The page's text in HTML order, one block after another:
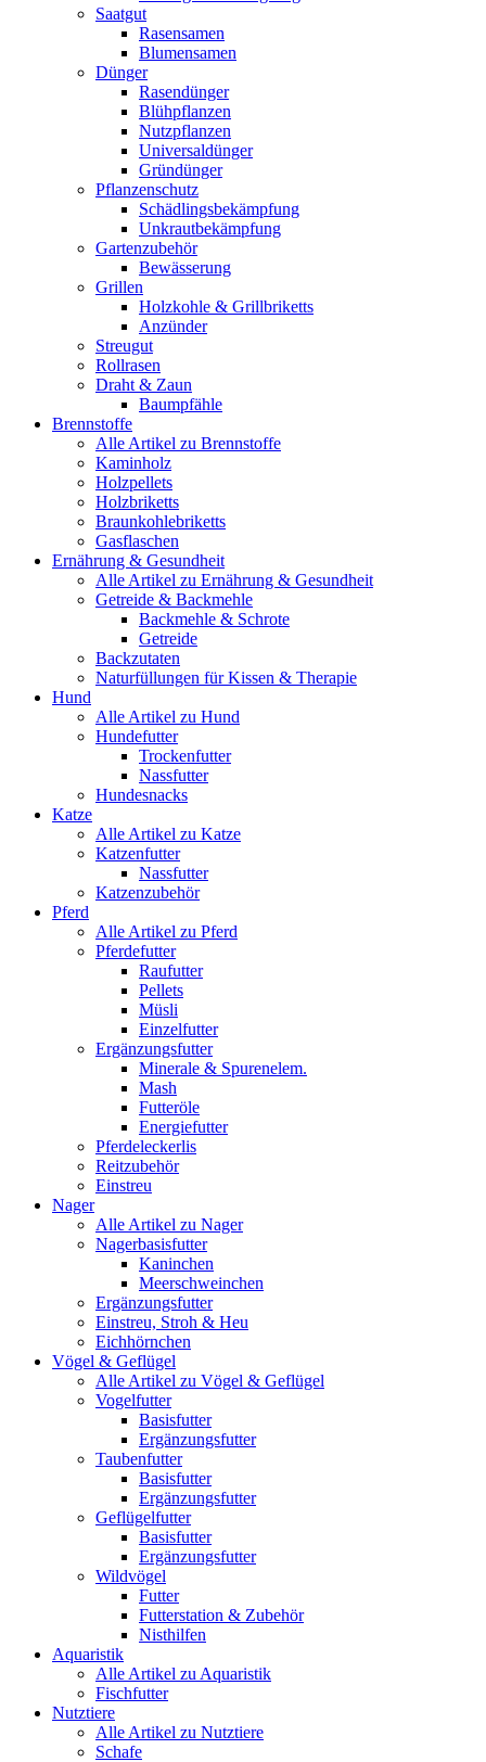
Saatgut
Rasensamen
Blumensamen
Dünger
Rasendünger
Blühpflanzen
Nutzpflanzen
Universaldünger
Gründünger
Pflanzenschutz
Schädlingsbekämpfung
Unkrautbekämpfung
Gartenzubehör
Bewässerung
Grillen
Holzkohle & Grillbriketts
Anzünder
Streugut
Rollrasen
Draht & Zaun
Baumpfähle
Brennstoffe
Alle Artikel zu Brennstoffe
Kaminholz
Holzpellets
Holzbriketts
Braunkohlebriketts
Gasflaschen
Ernährung & Gesundheit
Alle Artikel zu Ernährung & Gesundheit
Getreide & Backmehle
Backmehle & Schrote
Getreide
Backzutaten
Naturfüllungen für Kissen & Therapie
Hund
Alle Artikel zu Hund
Hundefutter
Trockenfutter
Nassfutter
Hundesnacks
Katze
Alle Artikel zu Katze
Katzenfutter
Nassfutter
Katzenzubehör
Pferd
Alle Artikel zu Pferd
Pferdefutter
Raufutter
Pellets
Müsli
Einzelfutter
Ergänzungsfutter
Minerale & Spurenelem.
Mash
Futteröle
Energiefutter
Pferdeleckerlis
Reitzubehör
Einstreu
Nager
Alle Artikel zu Nager
Nagerbasisfutter
Kaninchen
Meerschweinchen
Ergänzungsfutter
Einstreu, Stroh & Heu
Eichhörnchen
Vögel & Geflügel
Alle Artikel zu Vögel & Geflügel
Vogelfutter
Basisfutter
Ergänzungsfutter
Taubenfutter
Basisfutter
Ergänzungsfutter
Geflügelfutter
Basisfutter
Ergänzungsfutter
Wildvögel
Futter
Futterstation & Zubehör
Nisthilfen
Aquaristik
Alle Artikel zu Aquaristik
Fischfutter
Nutztiere
Alle Artikel zu Nutztiere
Schafe